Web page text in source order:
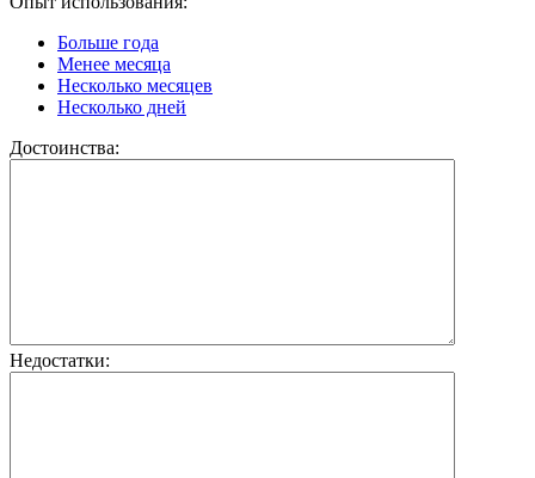
Больше года
Менее месяца
Несколько месяцев
Несколько дней
Достоинства:
Недостатки: